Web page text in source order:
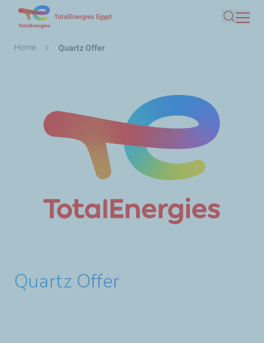
TotalEnergies Egypt
Search
Breadcrumb
Home Quartz Offer
Quartz Offer